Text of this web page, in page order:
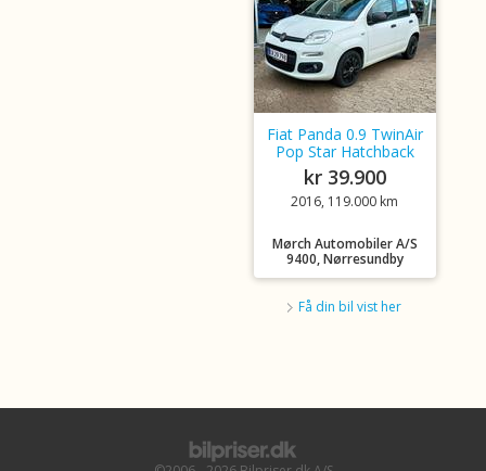
Fiat Panda 0.9 TwinAir
Pop Star Hatchback
kr 39.900
2016, 119.000 km
Mørch Automobiler A/S
9400, Nørresundby
Få din bil vist her